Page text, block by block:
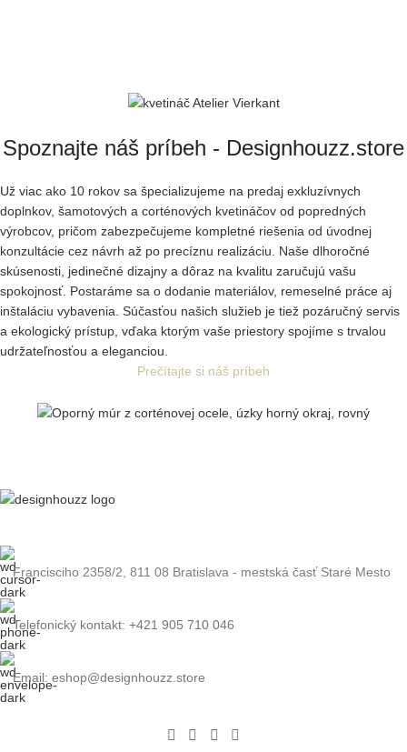
Spoznajte náš príbeh - Designhouzz.store
Už viac ako 10 rokov sa špecializujeme na predaj exkluzívnych
doplnkov, šamotových a corténových kvetináčov od popredných
výrobcov, pričom zabezpečujeme kompletné riešenia od úvodnej
konzultácie cez návrh až po precíznu realizáciu. Naše dlhoročné
skúsenosti, jedinečné dizajny a dôraz na kvalitu zaručujú vašu
spokojnosť. Postaráme sa o dodanie materiálov, remeselné práce aj
inštaláciu vybavenia. Súčasťou našich služieb je tiež pozáručný servis
a ekologický prístup, vďaka ktorým vaše priestory spojíme s trvalou
udržateľnosťou a eleganciou.
Prečítajte si náš príbeh
Francisciho 2358/2, 811 08 Bratislava - mestská časť Staré Mesto
Telefonický kontakt: +421 905 710 046
Email: eshop@designhouzz.store